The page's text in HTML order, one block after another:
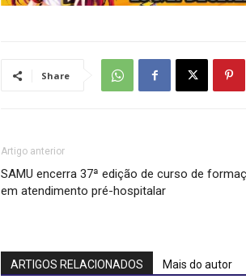
Share
Artigo anterior
SAMU encerra 37ª edição de curso de
em atendimento pré-hospitalar
ARTIGOS RELACIONADOS Mais do autor